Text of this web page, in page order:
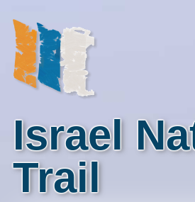
Israel
Trail